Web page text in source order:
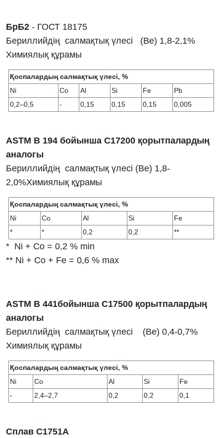
БрБ2 - ГОСТ 18175
Бериллийдің салмақтық үлесі (Ве) 1,8-2,1%
Химиялық құрамы
Қоспалардың салмақтық үлесі, %
Ni
Co Al Si Fe
Pb
0,2–0,5
- 0,15 0,15 0,15 0,005
ASTM B 194 бойынша С17200 қорытпалардың
аналогы
Бериллийдің салмақтық үлесі (Ве) 1,8-
2,0%Химиялық құрамы
Қоспалардың салмақтық үлесі, %
Ni
Co Al Si
Fe
*
* 0,2 0,2 **
* Ni + Co = 0,2 % min
** Ni + Co + Fe = 0,6 % max
ASTM B 441бойынша С17500 қорытпалардың
аналогы
Бериллийдің салмақтық үлесі (Ве) 0,4-0,7%
Химиялық құрамы
Қоспалардың салмақтық үлесі, %
Ni
Co Al Si
Fe
-
2,4–2,7 0,2 0,2 0,1
Сплав С1751A